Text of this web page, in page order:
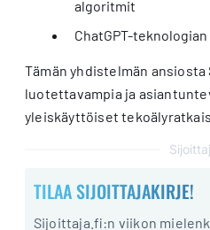
algoritmit
ChatGPT-
Tämän yhdistelmän
luotettavampia ja
yleiskäyttöiset
TILAA SIJOITTAJAKIRJE!
Sijoittaja.fi:n viikon